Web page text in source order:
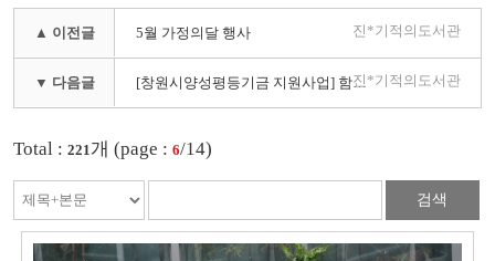
▲ 이전글 5월 가정의달 행사 진*기적의도서관
▼ 다음글 [창원시양성평등기금 지원사업] 함께하자! 이이효재 시민축제
진*기적의도서관
Total : 221개 (page : 6/14)
검색